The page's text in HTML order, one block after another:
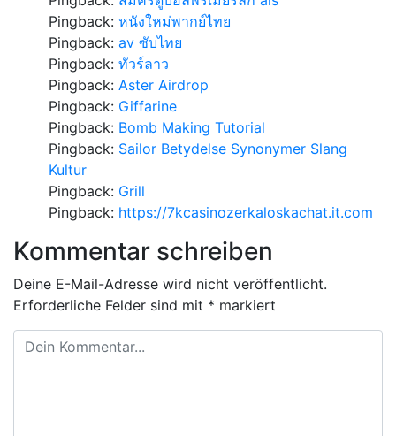
Pingback: หนังใหม่พากย์ไทย
Pingback: av ซับไทย
Pingback: ทัวร์ลาว
Pingback: Aster Airdrop
Pingback: Giffarine
Pingback: Bomb Making Tutorial
Pingback: Sailor Betydelse Synonymer Slang
Kultur
Pingback: Grill
Pingback: https://7kcasinozerkaloskachat.it.com
Kommentar schreiben
Deine E-Mail-Adresse wird nicht veröffentlicht.
Erforderliche Felder sind mit * markiert